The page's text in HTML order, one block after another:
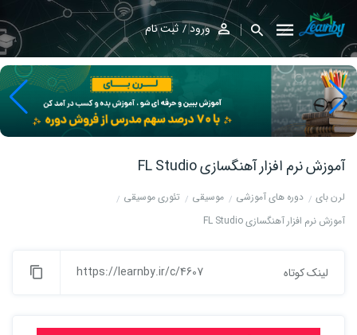
ورود ثبت نام
آموزش نرم افزار آهنگسازی FL Studio
لرن بای دوره های آموزشی موسیقی
تئوری موسیقی
آموزش نرم افزار آهنگسازی FL Studio
لینک کوتاه https://learnby.ir/c/4607